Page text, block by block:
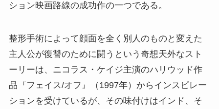
ション映画路線の成功作の一つである。
整形手術によって顔面を全く別人のものと変えた
主人公が復讐のために闘うという奇想天外なスト
ーリーは、ニコラス・ケイジ主演のハリウッド作
品『フェイス/オフ』（1997年）からインスピレー
ションを受けているが、その味付けはインド、そ